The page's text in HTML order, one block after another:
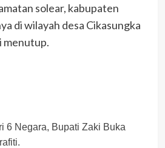
solear, kabupaten
di wilayah desa Cikasungka
menutup.
6 Negara, Bupati Zaki Buka